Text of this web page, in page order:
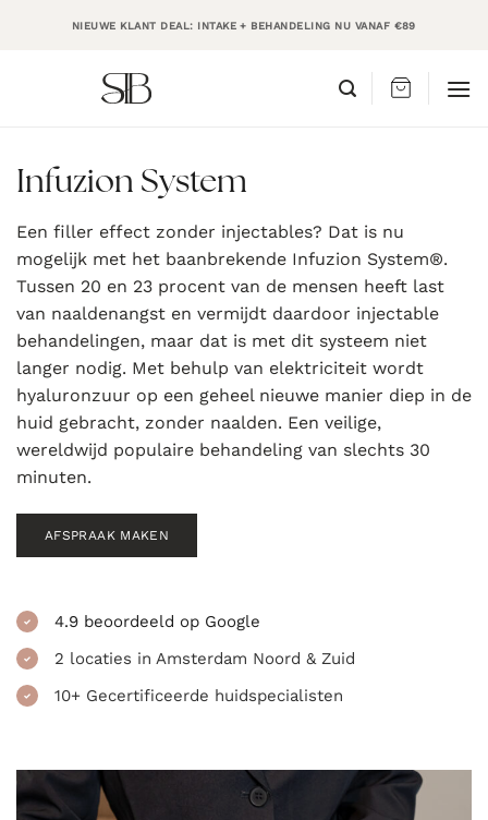
NIEUWE KLANT DEAL: INTAKE + BEHANDELING NU VANAF €89
Infuzion System
Een filler effect zonder injectables? Dat is nu
mogelijk met het baanbrekende Infuzion System®.
Tussen 20 en 23 procent van de mensen heeft last
van naaldenangst en vermijdt daardoor injectable
behandelingen, maar dat is met dit systeem niet
langer nodig. Met behulp van elektriciteit wordt
hyaluronzuur op een geheel nieuwe manier diep in de
huid gebracht, zonder naalden. Een veilige,
wereldwijd populaire behandeling van slechts 30
minuten.
AFSPRAAK MAKEN
4.9 beoordeeld op Google
2 locaties in Amsterdam Noord & Zuid
10+ Gecertificeerde huidspecialisten